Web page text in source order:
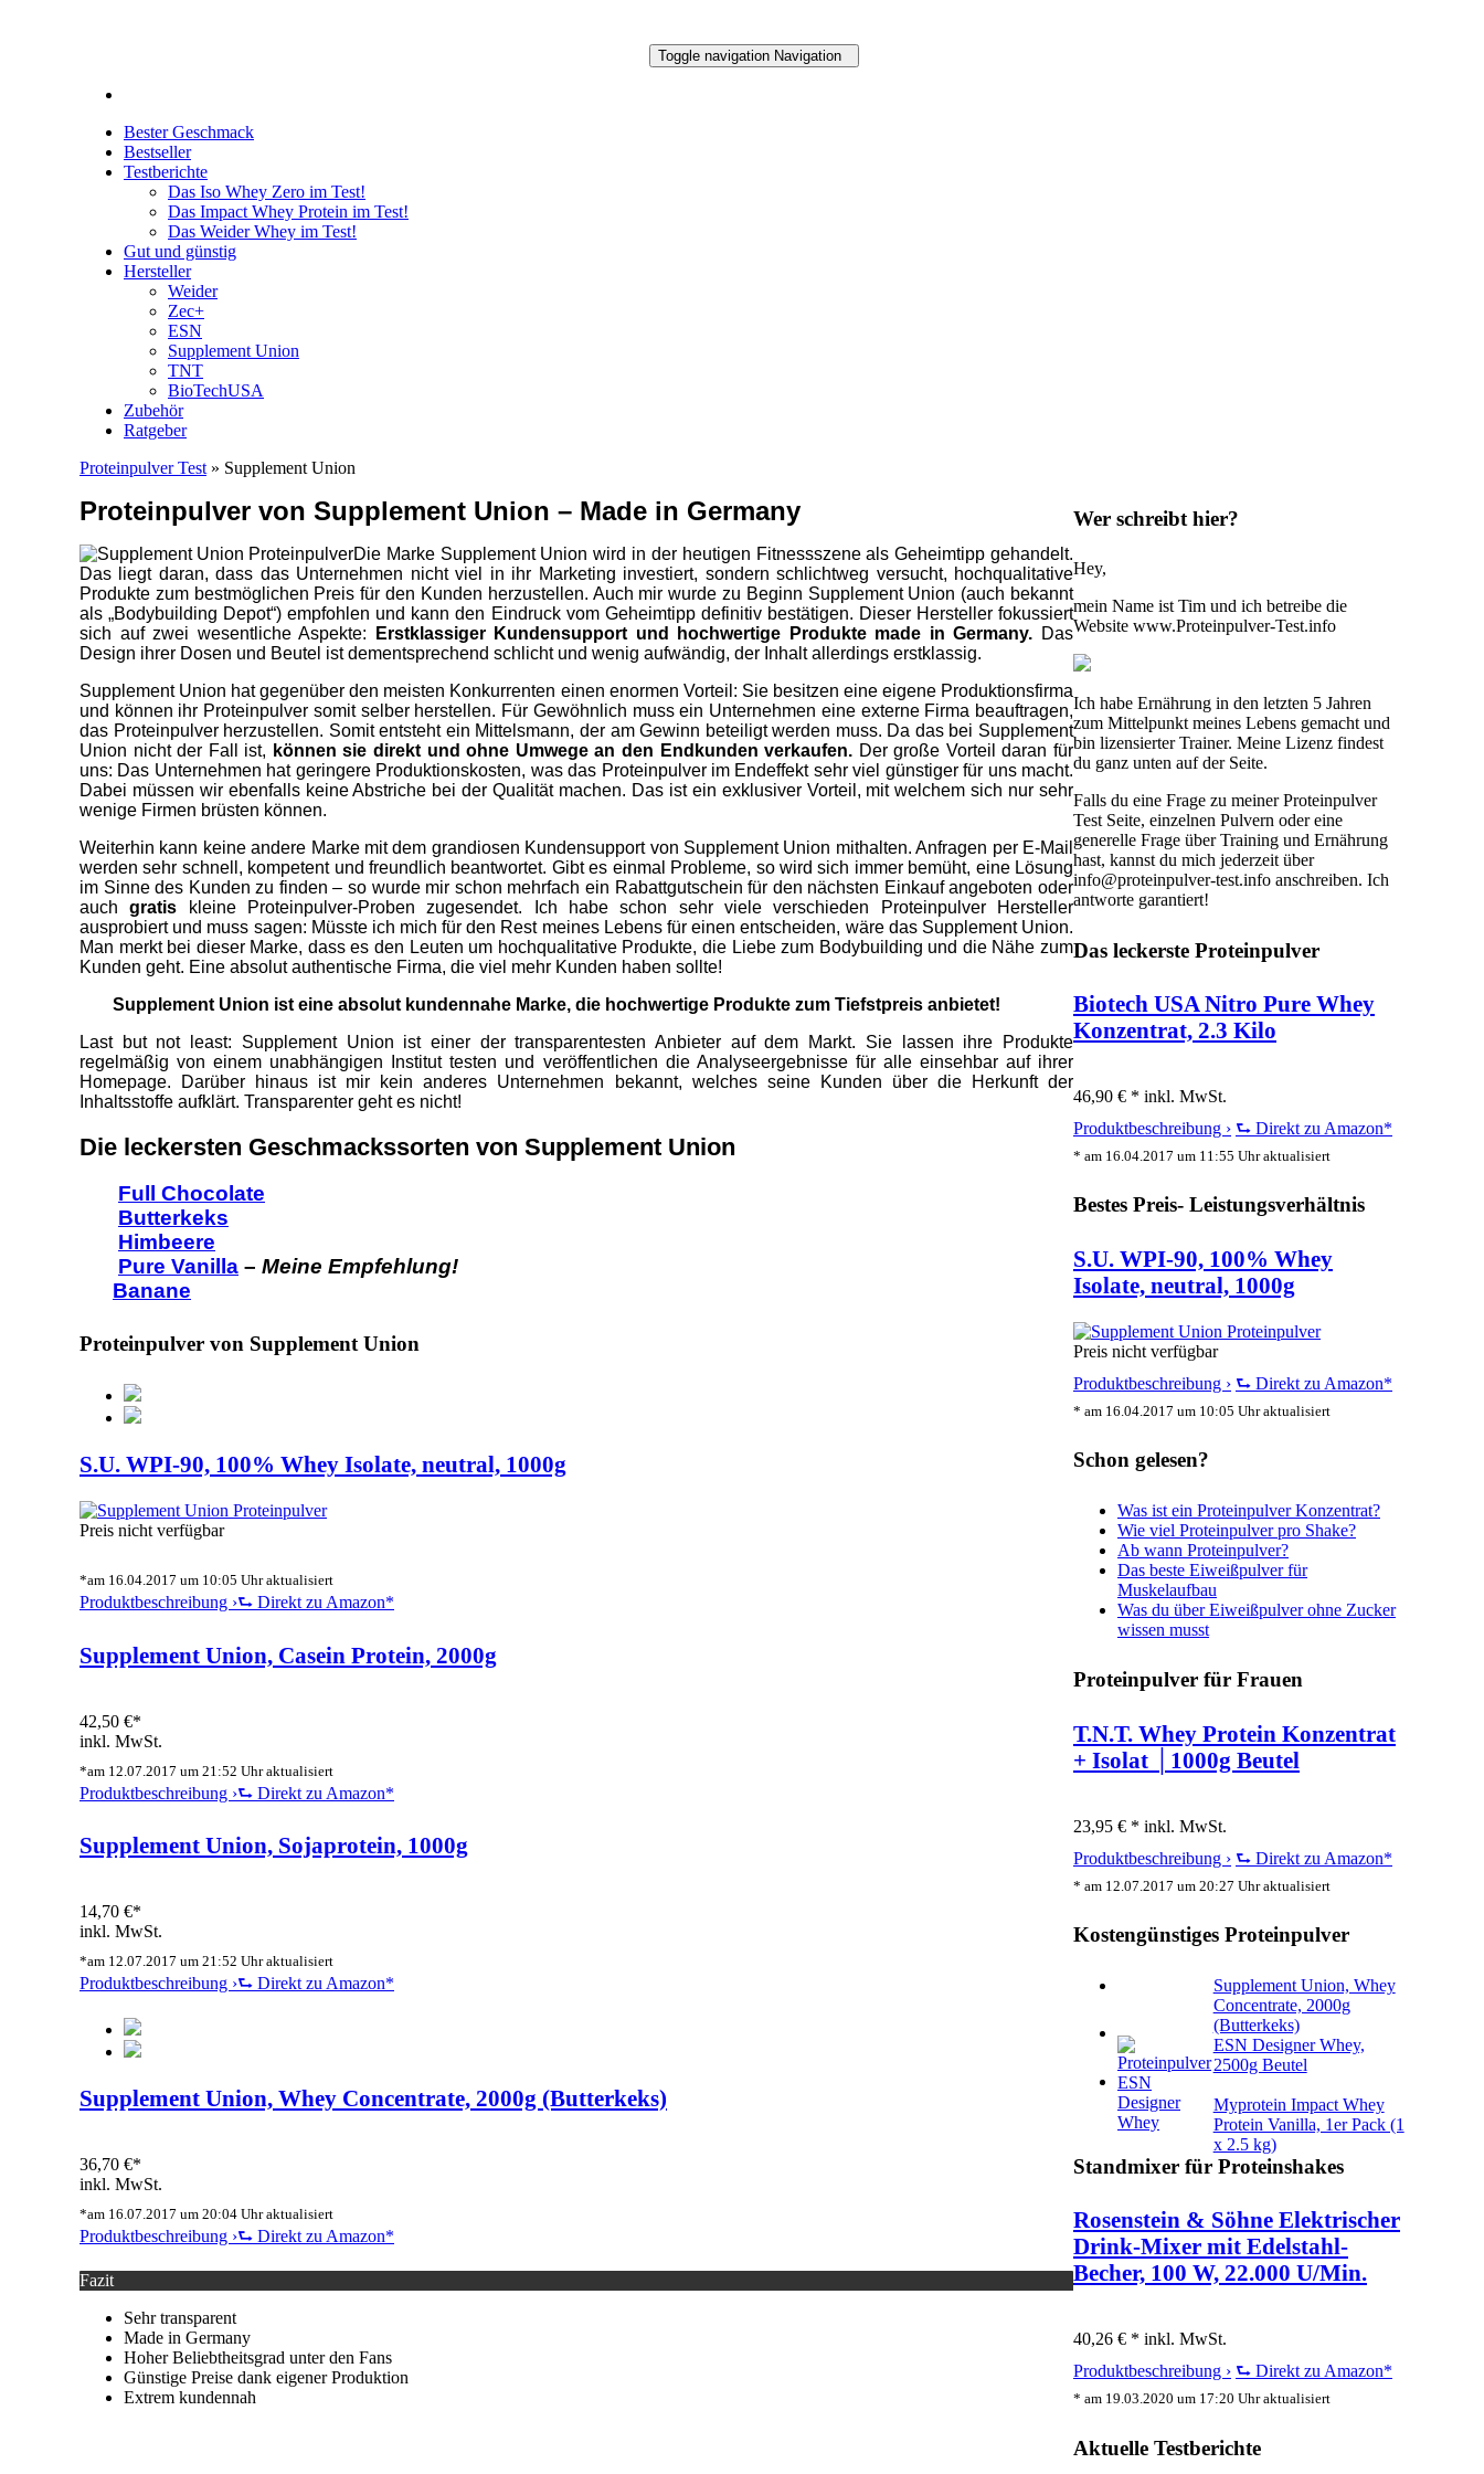
Toggle navigation Navigation
Bester Geschmack
Bestseller
Testberichte
Das Iso Whey Zero im Test!
Das Impact Whey Protein im Test!
Das Weider Whey im Test!
Gut und günstig
Hersteller
Weider
Zec+
ESN
Supplement Union
TNT
BioTechUSA
Zubehör
Ratgeber
Proteinpulver Test » Supplement Union
Proteinpulver von Supplement Union – Made in Germany
Die Marke Supplement Union wird in der heutigen Fitnessszene als Geheimtipp gehandelt.
Das liegt daran, dass das Unternehmen nicht viel in ihr Marketing investiert, sondern schlichtweg versucht, hochqualitative
Produkte zum bestmöglichen Preis für den Kunden herzustellen. Auch mir wurde zu Beginn Supplement Union (auch bekannt
als „Bodybuilding Depot“) empfohlen und kann den Eindruck vom Geheimtipp definitiv bestätigen. Dieser Hersteller fokussiert
sich auf zwei wesentliche Aspekte:
Erstklassiger Kundensupport und hochwertige Produkte made in Germany. Das
Design ihrer Dosen und Beutel ist dementsprechend schlicht und wenig aufwändig, der Inhalt allerdings erstklassig.
Supplement Union hat gegenüber den meisten Konkurrenten einen enormen Vorteil: Sie besitzen eine eigene Produktionsfirma
und können ihr Proteinpulver somit selber herstellen. Für Gewöhnlich muss ein Unternehmen eine externe Firma beauftragen,
das Proteinpulver herzustellen. Somit entsteht ein Mittelsmann, der am Gewinn beteiligt werden muss. Da das bei Supplement
Union nicht der Fall ist, können sie direkt und ohne Umwege an den Endkunden verkaufen. Der große Vorteil daran für
uns: Das Unternehmen hat geringere Produktionskosten, was das Proteinpulver im Endeffekt sehr viel günstiger für uns macht.
Dabei müssen wir ebenfalls keine Abstriche bei der Qualität machen. Das ist ein exklusiver Vorteil, mit welchem sich nur sehr
wenige Firmen brüsten können.
Weiterhin kann keine andere Marke mit dem grandiosen Kundensupport von Supplement Union mithalten. Anfragen per E-Mail
werden sehr schnell, kompetent und freundlich beantwortet. Gibt es einmal Probleme, so wird sich immer bemüht, eine Lösung
im Sinne des Kunden zu finden – so wurde mir schon mehrfach ein Rabattgutschein für den nächsten Einkauf angeboten oder
auchgratis
kleine Proteinpulver-Proben zugesendet. Ich habe schon sehr viele verschieden Proteinpulver Hersteller
ausprobiert und muss sagen: Müsste ich mich für den Rest meines Lebens für einen entscheiden, wäre das Supplement Union.
Man merkt bei dieser Marke, dass es den Leuten um hochqualitative Produkte, die Liebe zum Bodybuilding und die Nähe zum
Kunden geht. Eine absolut authentische Firma, die viel mehr Kunden haben sollte!
Supplement Union ist eine absolut kundennahe Marke, die hochwertige Produkte zum Tiefstpreis anbietet!
Last but not least: Supplement Union ist einer der transparentesten Anbieter auf dem Markt. Sie lassen ihre Produkte
regelmäßig von einem unabhängigen Institut testen und veröffentlichen die Analyseergebnisse für alle einsehbar auf ihrer
Homepage. Darüber hinaus ist mir kein anderes Unternehmen bekannt, welches seine Kunden über die Herkunft der
Inhaltsstoffe aufklärt. Transparenter geht es nicht!
Die leckersten Geschmackssorten von Supplement Union
Full Chocolate
Butterkeks
Himbeere
Pure Vanilla – Meine Empfehlung!
Banane
Proteinpulver von Supplement Union
S.U. WPI-90, 100% Whey Isolate, neutral, 1000g
Preis nicht verfügbar
*am 16.04.2017 um 10:05 Uhr aktualisiert
Produktbeschreibung ›⮑ Direkt zu Amazon*
Supplement Union, Casein Protein, 2000g
42,50 €*
inkl. MwSt.
*am 12.07.2017 um 21:52 Uhr aktualisiert
Produktbeschreibung ›⮑ Direkt zu Amazon*
Supplement Union, Sojaprotein, 1000g
14,70 €*
inkl. MwSt.
*am 12.07.2017 um 21:52 Uhr aktualisiert
Produktbeschreibung ›⮑ Direkt zu Amazon*
Supplement Union, Whey Concentrate, 2000g (Butterkeks)
36,70 €*
inkl. MwSt.
*am 16.07.2017 um 20:04 Uhr aktualisiert
Produktbeschreibung ›⮑ Direkt zu Amazon*
Fazit
Sehr transparent
Made in Germany
Hoher Beliebtheitsgrad unter den Fans
Günstige Preise dank eigener Produktion
Extrem kundennah
Wer schreibt hier?
Hey,
mein Name ist Tim und ich betreibe die
Website www.Proteinpulver-Test.info
Ich habe Ernährung in den letzten 5 Jahren
zum Mittelpunkt meines Lebens gemacht und
bin lizensierter Trainer. Meine Lizenz findest
du ganz unten auf der Seite.
Falls du eine Frage zu meiner Proteinpulver
Test Seite, einzelnen Pulvern oder eine
generelle Frage über Training und Ernährung
hast, kannst du mich jederzeit über
info@proteinpulver-test.info anschreiben. Ich
antworte garantiert!
Das leckerste Proteinpulver
Biotech USA Nitro Pure Whey
Konzentrat, 2.3 Kilo
46,90 € * inkl. MwSt.
Produktbeschreibung › ⮑ Direkt zu Amazon*
* am 16.04.2017 um 11:55 Uhr aktualisiert
Bestes Preis- Leistungsverhältnis
S.U. WPI-90, 100% Whey
Isolate, neutral, 1000g
Preis nicht verfügbar
Produktbeschreibung › ⮑ Direkt zu Amazon*
* am 16.04.2017 um 10:05 Uhr aktualisiert
Schon gelesen?
Was ist ein Proteinpulver Konzentrat?
Wie viel Proteinpulver pro Shake?
Ab wann Proteinpulver?
Das beste Eiweißpulver für
Muskelaufbau
Was du über Eiweißpulver ohne Zucker
wissen musst
Proteinpulver für Frauen
T.N.T. Whey Protein Konzentrat
+ Isolat │1000g Beutel
23,95 € * inkl. MwSt.
Produktbeschreibung › ⮑ Direkt zu Amazon*
* am 12.07.2017 um 20:27 Uhr aktualisiert
Kostengünstiges Proteinpulver
Supplement Union, Whey
Concentrate, 2000g
(Butterkeks)
ESN Designer Whey,
2500g Beutel
Myprotein Impact Whey
Protein Vanilla, 1er Pack (1
x 2.5 kg)
Standmixer für Proteinshakes
Rosenstein & Söhne Elektrischer
Drink-Mixer mit Edelstahl-
Becher, 100 W, 22.000 U/Min.
40,26 € * inkl. MwSt.
Produktbeschreibung › ⮑ Direkt zu Amazon*
* am 19.03.2020 um 17:20 Uhr aktualisiert
Aktuelle Testberichte